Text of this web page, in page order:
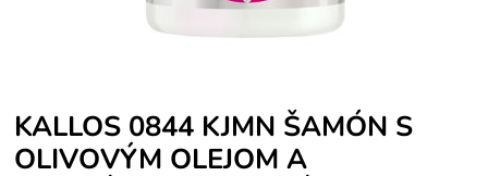
KALLOS 0844 KJMN ŠAMÓN S
OLIVOVÝM OLEJOM A